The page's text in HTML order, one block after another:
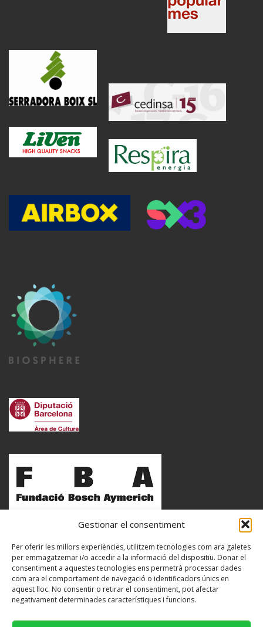
Gestionar el consentiment
Per oferir les millors experiències, utilitzem tecnologies com ara galetes
per emmagatzemar i/o accedir a la informació del dispositiu. Donar el
consentiment a aquestes tecnologies ens permetrà processar dades
com ara el comportament de navegació o identificadors únics en
aquest lloc. No consentir o retirar el consentiment, pot afectar
negativament determinades característiques i funcions.